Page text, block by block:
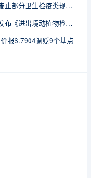
海关总署公告2026年第112号（关于废止部分卫生检疫类规范性文件的公告）
海关总署公告2026年第111号（关于发布《进出境动植物检疫处理监督管理工作规定》《进出境卫生处理监督管理工作规定》的公告）
报6.7904调贬9个基点